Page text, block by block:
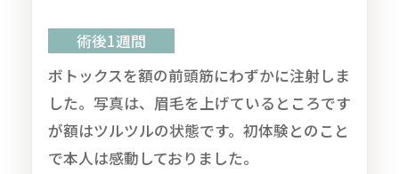
術後1週間
ボトックスを額の前頭筋にわずかに注射しま
した。写真は、眉毛を上げているところです
が額はツルツルの状態です。初体験とのこと
で本人は感動しておりました。